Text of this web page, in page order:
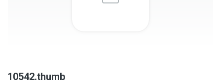
10542.thumb